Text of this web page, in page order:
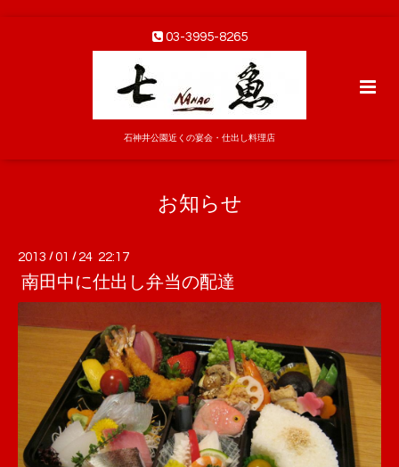
03-3995-8265
石神井公園近くの宴会・仕出し料理店
お知らせ
2013 /01 / 24 22:17
南田中に仕出し弁当の配達